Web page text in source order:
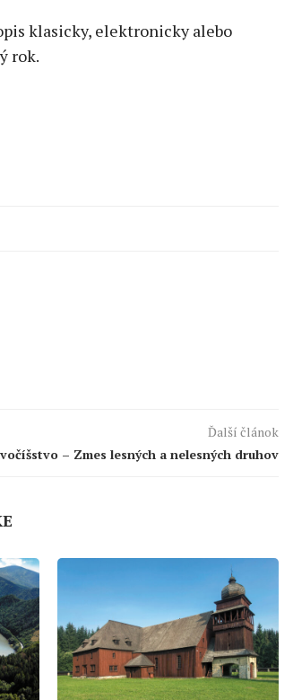
klasicky, elektronicky alebo
rok.
Ďalší článok
– Zmes lesných a nelesných druhov